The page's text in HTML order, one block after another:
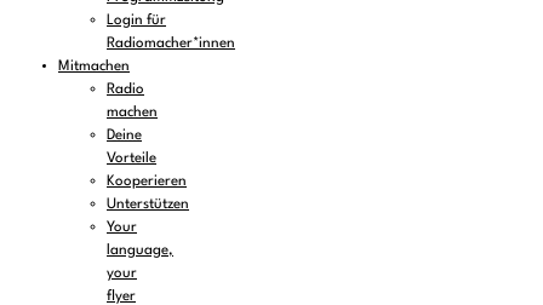
Login für
Radiomacher*innen
Mitmachen
Radio
machen
Deine
Vorteile
Kooperieren
Unterstützen
Your
language,
your
flyer